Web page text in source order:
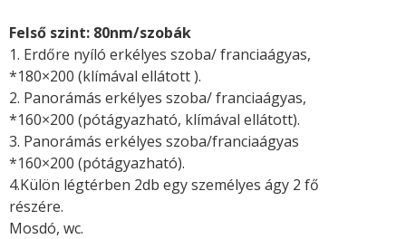
Felső szint: 80nm/szobák
1. Erdőre nyíló erkélyes szoba/ franciaágyas,
*180×200 (klímával ellátott ).
2. Panorámás erkélyes szoba/ franciaágyas,
*160×200 (pótágyazható, klímával ellátott).
3. Panorámás erkélyes szoba/franciaágyas
*160×200 (pótágyazható).
4.Külön légtérben 2db egy személyes ágy 2 fő
részére.
Mosdó, wc.